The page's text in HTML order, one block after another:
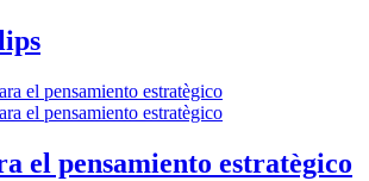
el pensamiento estratègico